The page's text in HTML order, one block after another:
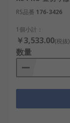
RS品番 176-3426
1個小計：
￥3,533.00(税抜)
数量